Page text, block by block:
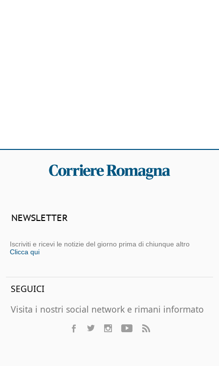
NEWSLETTER
Iscriviti e ricevi le notizie del giorno prima di chiunque altro
Clicca qui
SEGUICI
Visita i nostri social network e rimani informato